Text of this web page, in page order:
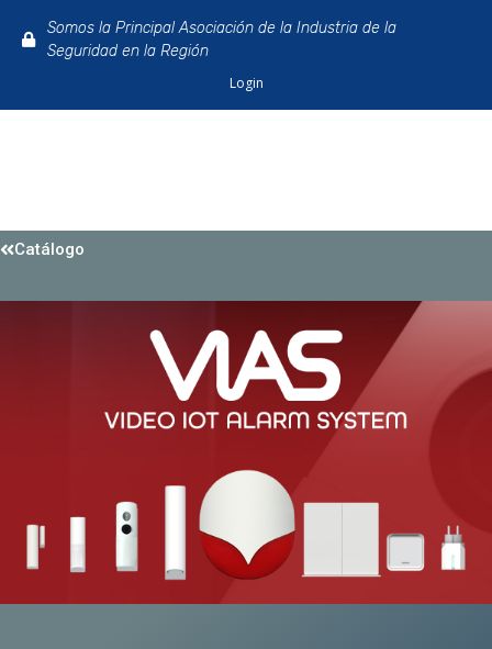
Somos la Principal Asociación de la Industria de la
Seguridad en la Región
Login
Catálogo